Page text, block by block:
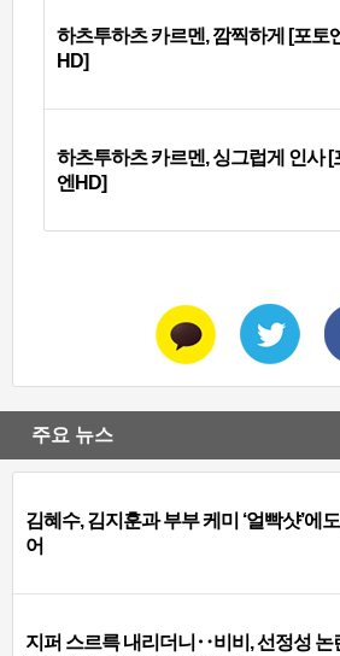
하츠투하츠 카르멘, 깜찍하게 [포토
HD]
하츠투하츠 카르멘, 싱그럽게 인사 [
엔HD]
주요 뉴스
김혜수, 김지훈과 부부 케미 ‘얼빡샷’에
어
지퍼 스르륵 내리더니‥비비, 선정성 논